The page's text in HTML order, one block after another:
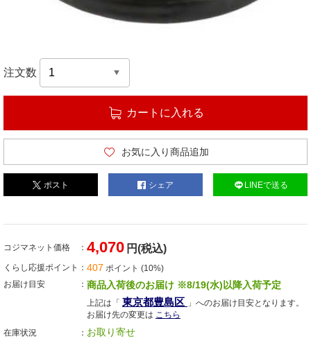
注文数
カートに入れる
お気に入り商品追加
ポスト シェア LINEで送る
コジマネット価格 4,070 円(税込)
くらし応援ポイント 407 ポイント (10%)
お届け目安
商品入荷後のお届け ※8/19(水)以降入荷予定
上記は「 東京都豊島区 」へのお届け目安となります。
お届け先の変更は こちら
在庫状況
お取り寄せ